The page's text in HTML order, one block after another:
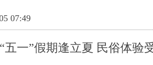
07:49
五一”假期逢立夏 民俗体验